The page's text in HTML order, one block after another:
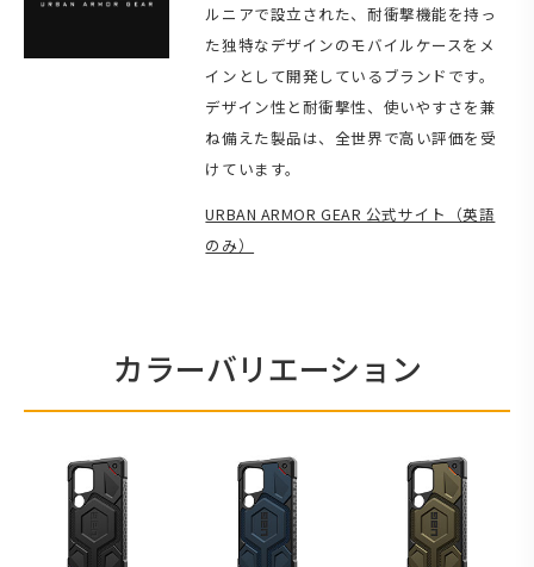
ルニアで設立された、耐衝撃機能を持っ
た独特なデザインのモバイルケースをメ
インとして開発しているブランドです。
デザイン性と耐衝撃性、使いやすさを兼
ね備えた製品は、全世界で高い評価を受
けています。
URBAN ARMOR GEAR 公式サイト（英語
のみ）
カラーバリエーション